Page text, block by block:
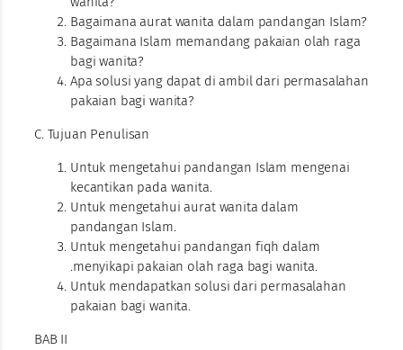
Bagaimana aurat wanita dalam pandangan Islam?
Bagaimana Islam memandang pakaian olah raga
bagi wanita?
Apa solusi yang dapat di ambil dari permasalahan
pakaian bagi wanita?
C. Tujuan Penulisan
Untuk mengetahui pandangan Islam mengenai
kecantikan pada wanita.
Untuk mengetahui aurat wanita dalam
pandangan Islam.
Untuk mengetahui pandangan fiqh dalam
.menyikapi pakaian olah raga bagi wanita.
Untuk mendapatkan solusi dari permasalahan
pakaian bagi wanita.
BAB II